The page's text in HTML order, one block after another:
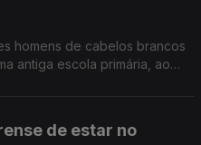
homens de cabelos brancos
antiga escola primária, ao
de estar no